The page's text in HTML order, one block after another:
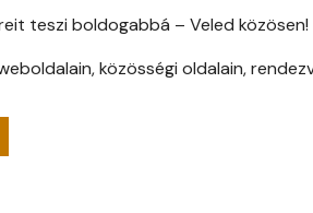
teszi boldogabbá – Veled közösen!
közösségi oldalain,